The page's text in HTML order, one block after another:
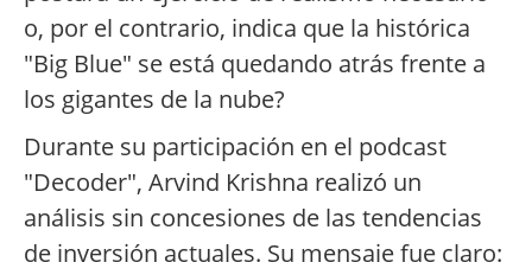
o, por el contrario, indica que la histórica
"Big Blue" se está quedando atrás frente a
los gigantes de la nube?
Durante su participación en el podcast
"Decoder", Arvind Krishna realizó un
análisis sin concesiones de las tendencias
de inversión actuales. Su mensaje fue claro: